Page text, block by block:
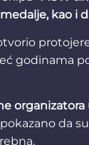
kao i
godinama
da